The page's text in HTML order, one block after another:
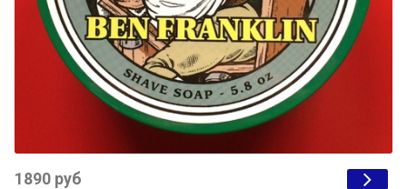
1890 руб